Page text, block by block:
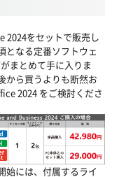
2024をセットで販売し
となる定番ソフトウェ
まとめて手に入りま
から買うよりも断然お
2024 をご検討くださ
始には、付属するライ